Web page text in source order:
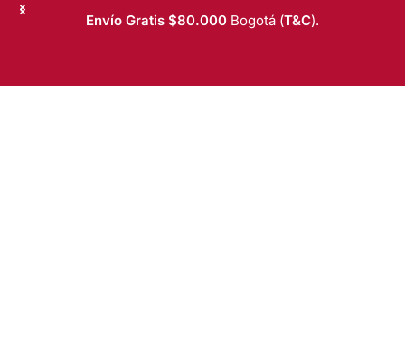
Envío Gratis $80.000 Bogotá (T&C).
Saltar al contenido